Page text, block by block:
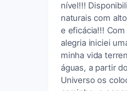
nível!!!
naturais com
e eficácia!!!
alegria iniciei
minha vida
águas, a partir
Universo os